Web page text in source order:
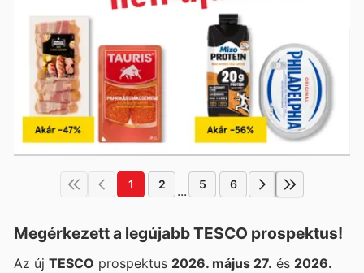
1 2 ... 5 6
Megérkezett a legújabb TESCO prospektus!
Az új TESCO prospektus 2026. május 27. és 2026.